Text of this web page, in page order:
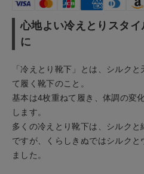
特集
ご利用ガイド
お問い合わせ
ショップリスト
心地よい冷えとりスタ
に
「冷えとり靴下」とは、シルク
て履く靴下のこと。
基本は4枚重ねて履き、体調の変
します。
多くの冷えとり靴下は、シルク
ですが、くらしきぬではシルク
ました。